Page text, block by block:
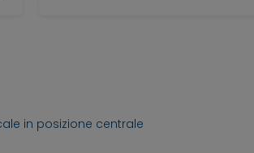
in posizione centrale